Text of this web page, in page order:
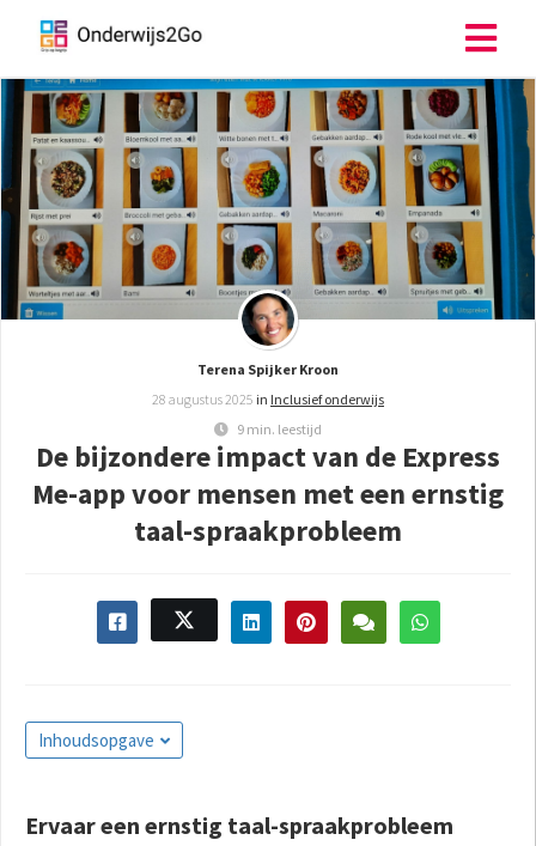
Terena Spijker Kroon
28 augustus 2025 in Inclusief onderwijs
9 min. leestijd
De bijzondere impact van de Express
Me-app voor mensen met een ernstig
taal-spraakprobleem
Inhoudsopgave
Ervaar een ernstig taal-spraakprobleem
policy
gebruikt
worden
over